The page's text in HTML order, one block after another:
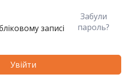
записі
Забули
пароль?
Увійти